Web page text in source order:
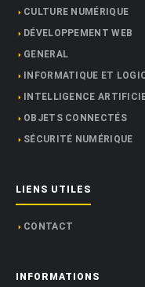
CULTURE NUMÉRIQUE
DÉVELOPPEMENT WEB
GENERAL
INFORMATIQUE ET
INTELLIGENCE
OBJETS CONNECTÉS
SÉCURITÉ NUMÉRIQUE
LIENS UTILES
CONTACT
INFORMATIONS